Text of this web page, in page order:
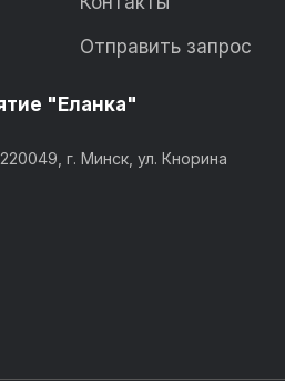
Отправить запрос
"Еланка"
г. Минск, ул. Кнорина